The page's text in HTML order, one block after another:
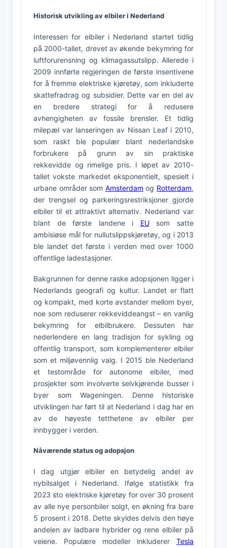
Historisk utvikling av elbiler i Nederland
Interessen for elbiler i Nederland startet tidlig
på 2000-tallet, drevet av økende bekymring for
luftforurensning og klimagassutslipp. Allerede i
2009 innførte regjeringen de første insentivene
for å fremme elektriske kjøretøy, som inkluderte
skattefradrag og subsidier. Dette var en del av
en bredere strategi for å redusere
avhengigheten av fossile brensler. Et tidlig
milepæl var lanseringen av Nissan Leaf i 2010,
som raskt ble populær blant nederlandske
forbrukere på grunn av sin praktiske
rekkevidde og rimelige pris. I løpet av 2010-
tallet vokste markedet eksponentielt, spesielt i
urbane områder som Amsterdam og Rotterdam,
der trengsel og parkeringsrestriksjoner gjorde
elbiler til et attraktivt alternativ. Nederland var
blant de første landene i EUsom satte
ambisiøse mål for nullutslippskjøretøy, og i 2013
ble landet det første i verden med over 1000
offentlige ladestasjoner.
Bakgrunnen for denne raske adopsjonen ligger i
Nederlands geografi og kultur. Landet er flatt
og kompakt, med korte avstander mellom byer,
noe som reduserer rekkeviddeangst – en vanlig
bekymring for elbilbrukere. Dessuten har
nederlendere en lang tradisjon for sykling og
offentlig transport, som komplementerer elbiler
som et miljøvennlig valg. I 2015 ble Nederland
et testområde for autonome elbiler, med
prosjekter som involverte selvkjørende busser i
byer som Wageningen. Denne historiske
utviklingen har ført til at Nederland i dag har en
av de høyeste tetthetene av elbiler per
innbygger i verden.
Nåværende status og adopsjon
I dag utgjør elbiler en betydelig andel av
nybilsalget i Nederland. Ifølge statistikk fra
2023 sto elektriske kjøretøy for over 30 prosent
av alle nye personbiler solgt, en økning fra bare
5 prosent i 2018. Dette skyldes delvis den høye
andelen av ladbare hybrider og rene elbiler på
veiene. Populære modeller inkluderer Tesla